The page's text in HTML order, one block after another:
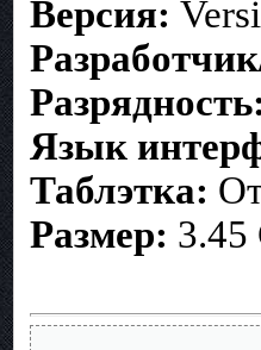
Версия:
Язык
Таблэтка:
Размер: 3.45